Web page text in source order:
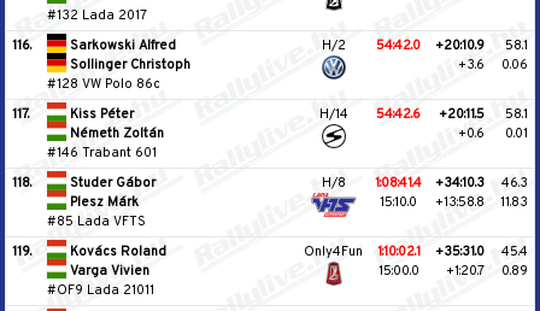
#132 Lada 2017
116.
Sarkowski Alfred
Sollinger Christoph
#128 VW Polo 86c
H/2 54:42.0
+20:10.9
+3.6
58.1
0.06
117.
Kiss Péter
Németh Zoltán
#146 Trabant 601
H/14 54:42.6
+20:11.5
+0.6
58.1
0.01
118.
Studer Gábor
Plesz Márk
#85 Lada VFTS
H/8
1:08:41.4
15:10.0
+34:10.3
+13:58.8
46.3
11.83
119.
Kovács Roland
Varga Vivien
#OF9 Lada 21011
Only4Fun
1:10:02.1
15:00.0
+35:31.0
+1:20.7
45.4
0.89